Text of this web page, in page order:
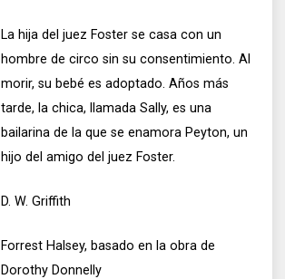
La hija del juez Foster se casa con un
hombre de circo sin su consentimiento. Al
morir, su bebé es adoptado. Años más
tarde, la chica, llamada Sally, es una
bailarina de la que se enamora Peyton, un
hijo del amigo del juez Foster.
D. W. Griffith
Forrest Halsey, basado en la obra de
Dorothy Donnelly